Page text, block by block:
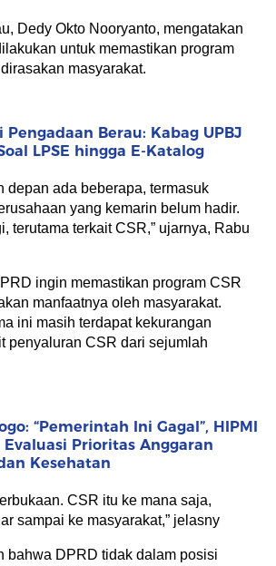
Dedy Okto Nooryanto, mengatakan
untuk memastikan program
masyarakat.
Pengadaan Berau: Kabag UPBJ
LPSE hingga E-Katalog
depan ada beberapa, termasuk
yang kemarin belum hadir.
terutama terkait CSR,” ujarnya, Rabu
ingin memastikan program CSR
manfaatnya oleh masyarakat.
ini masih terdapat kekurangan
penyaluran CSR dari sejumlah
“Pemerintah Ini Gagal”, HIPMI
Evaluasi Prioritas Anggaran
Kesehatan
CSR itu ke mana saja,
sampai ke masyarakat,” jelasny
bahwa DPRD tidak dalam posisi